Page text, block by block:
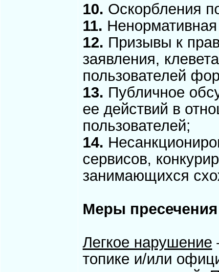
10. Оскорбления
11.
12. Призывы к
заявления,
пользователей
13. Публичное
ее действий в
пользователей;
14.
сервисов,
занимающихся
Меры
Легкое нарушение
топике и/или